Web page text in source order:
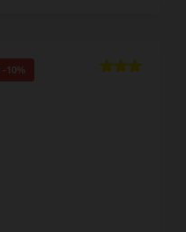
-10%